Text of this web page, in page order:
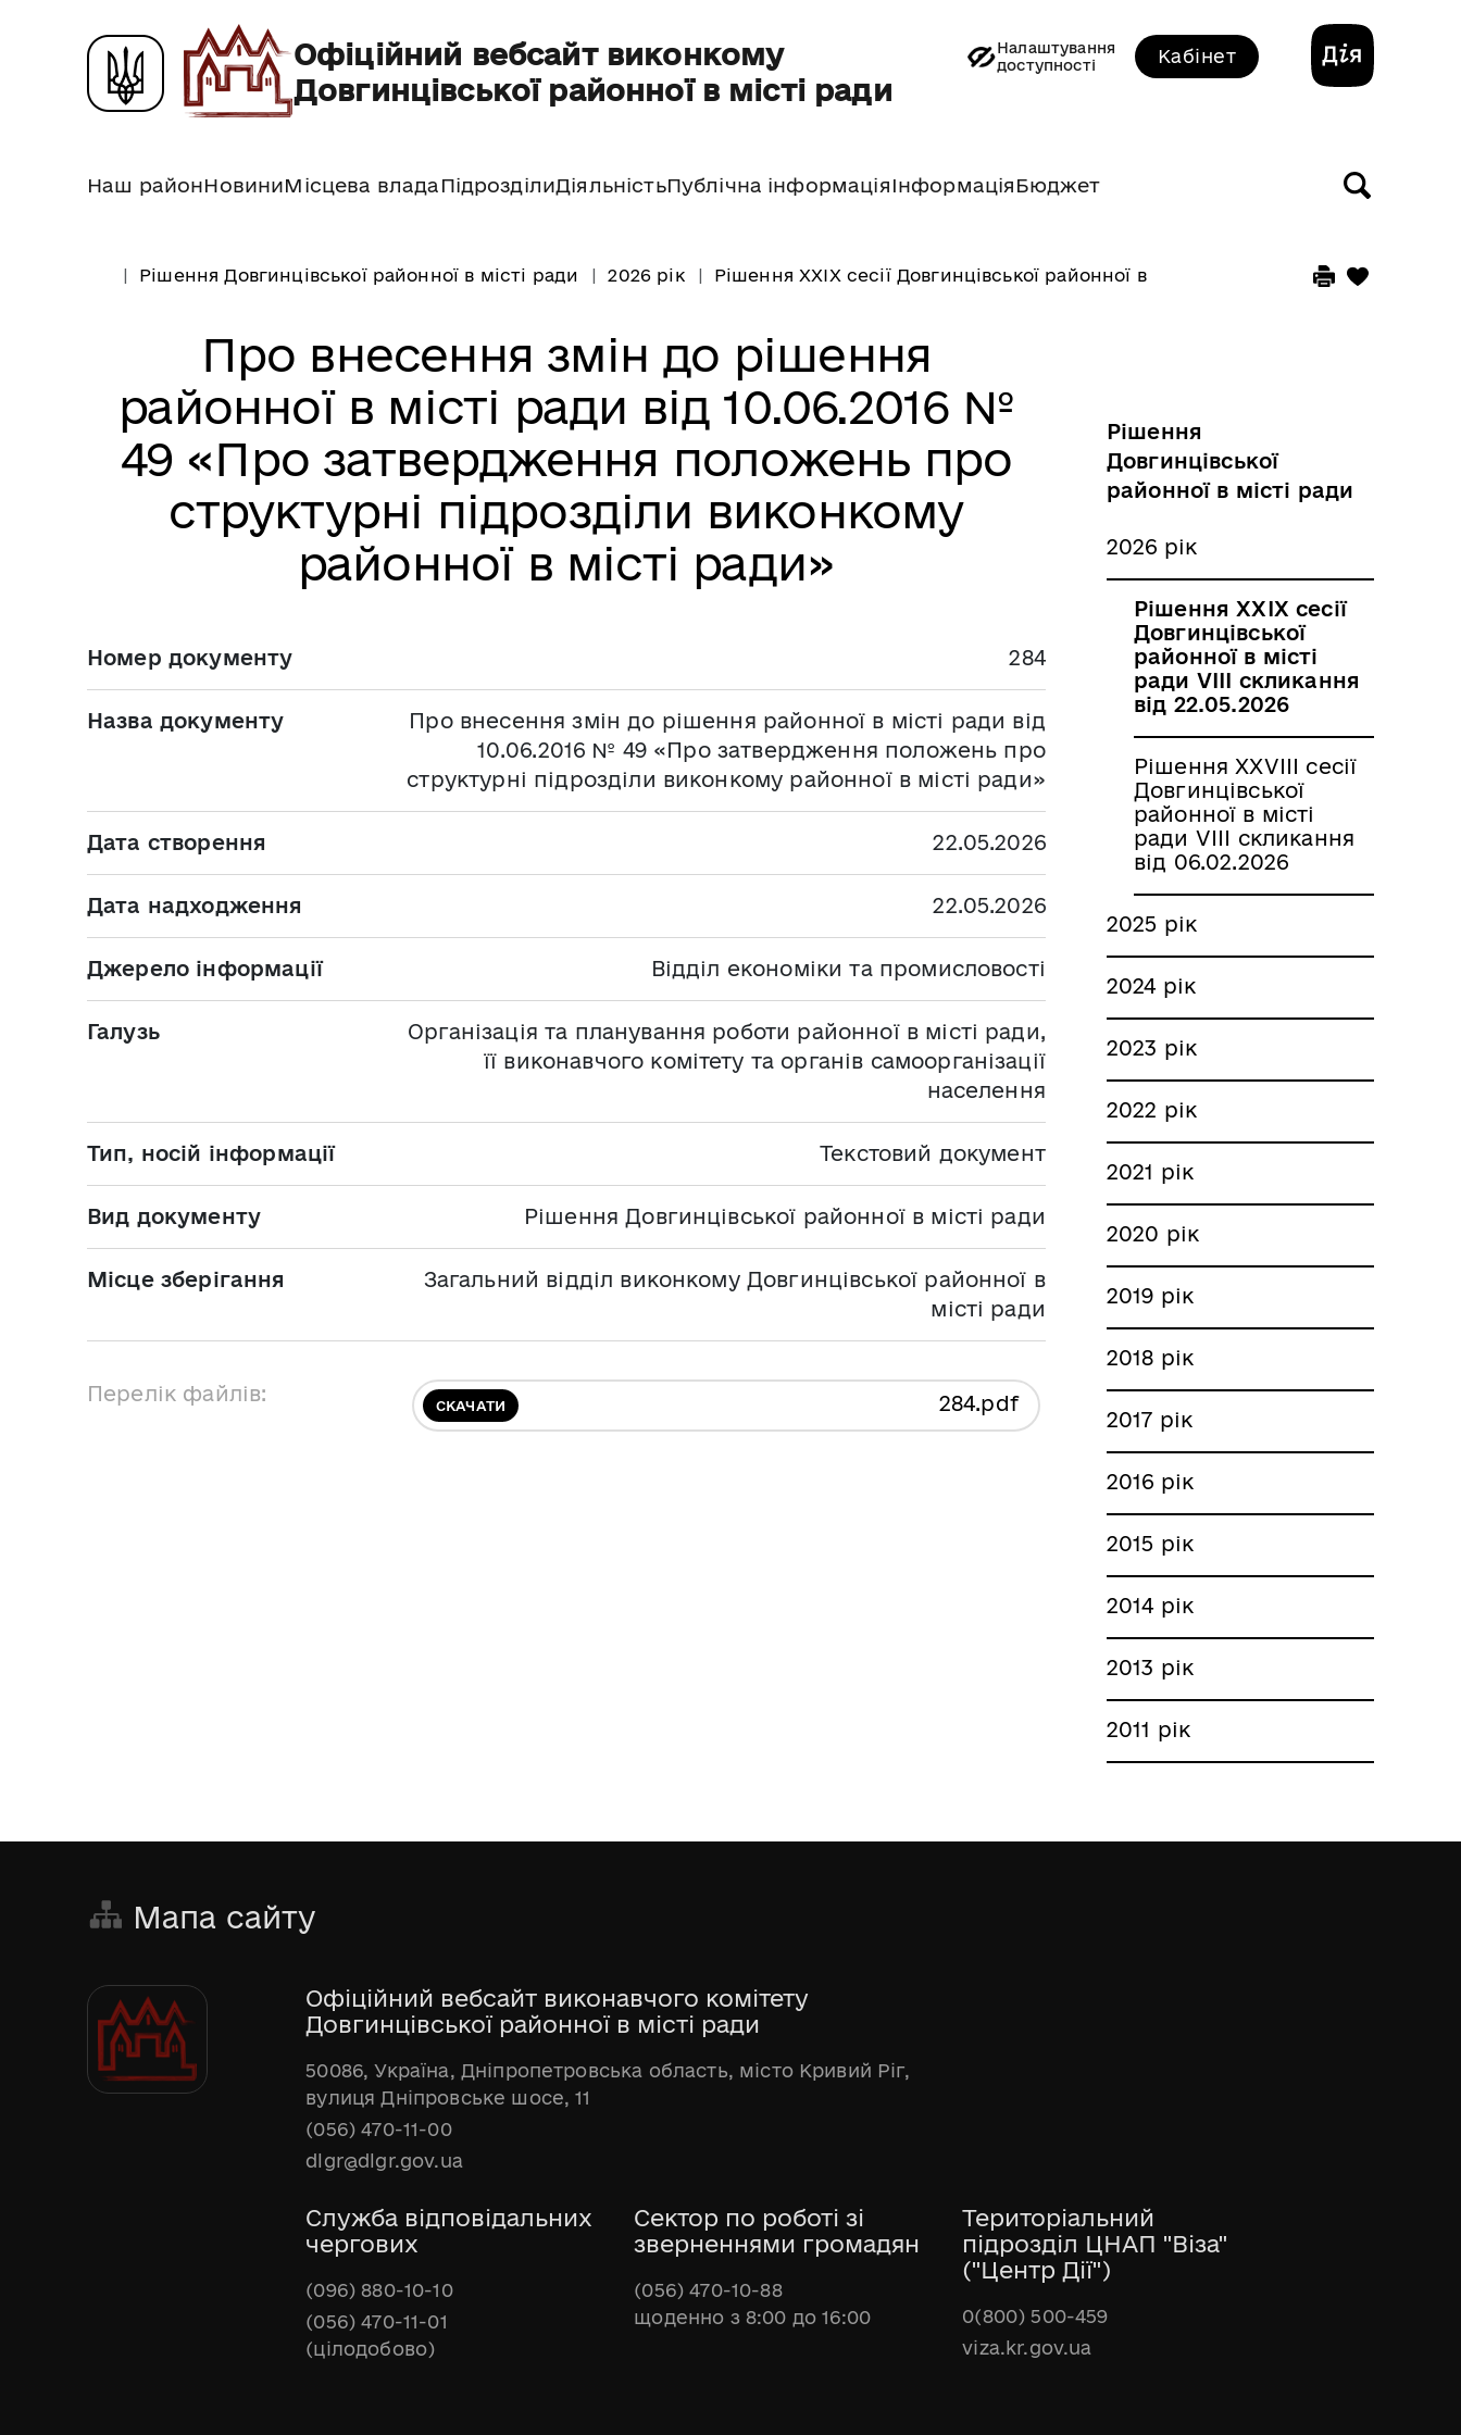
Офіційний вебсайт виконкому
Довгинцівської районної в місті ради
Налаштування
доступності
Кабінет
Наш районНовиниМісцева влада ПідрозділиДіяльністьПублічна інформація Інформація Бюджет
Рішення Довгинцівської районної в місті ради 2026 рік Рішення XXIX сесії Довгинцівської районної в місті ради VІIІ скликання від
Про внесення змін до рішення
районної в місті ради від 10.06.2016 №
49 «Про затвердження положень про
структурні підрозділи виконкому
районної в місті ради»
Номер документу 284
Назва документу
Про внесення змін до рішення районної в місті ради від
10.06.2016 № 49 «Про затвердження положень про
структурні підрозділи виконкому районної в місті ради»
Дата створення 22.05.2026
Дата надходження 22.05.2026
Джерело інформації Відділ економіки та промисловості
Галузь
Організація та планування роботи районної в місті ради,
її виконавчого комітету та органів самоорганізації
населення
Тип, носій інформації Текстовий документ
Вид документу Рішення Довгинцівської районної в місті ради
Місце зберігання
Загальний відділ виконкому Довгинцівської районної в
місті ради
Перелік файлів: СКАЧАТИ 284.pdf
Рішення
Довгинцівської
районної в місті ради
2026 рік
Рішення XXIX сесії
Довгинцівської
районної в місті
ради VІIІ скликання
від 22.05.2026
Рішення XXVIII сесії
Довгинцівської
районної в місті
ради VІIІ скликання
від 06.02.2026
2025 рік
2024 рік
2023 рік
2022 рік
2021 рік
2020 рік
2019 рік
2018 рік
2017 рік
2016 рік
2015 рік
2014 рік
2013 рік
2011 рік
Мапа сайту
Офіційний вебсайт виконавчого комітету
Довгинцівської районної в місті ради
50086, Україна, Дніпропетровська область, місто Кривий Ріг,
вулиця Дніпровське шосе, 11
(056) 470-11-00
dlgr@dlgr.gov.ua
Служба відповідальних
чергових
(096) 880-10-10
(056) 470-11-01
(цілодобово)
Сектор по роботі зі
зверненнями громадян
(056) 470-10-88
щоденно з 8:00 до 16:00
Територіальний
підрозділ ЦНАП "Віза"
("Центр Дії")
0(800) 500-459
viza.kr.gov.ua